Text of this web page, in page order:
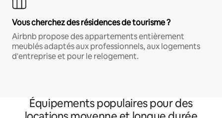
Vous cherchez des résidences de tourisme ?
Airbnb propose des appartements entièrement
meublés adaptés aux professionnels, aux logements
d'entreprise et pour le relogement.
Équipements populaires pour des